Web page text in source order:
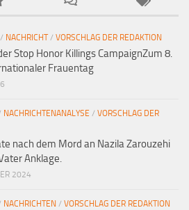
/ NACHRICHT/ VORSCHLAG DER REDAKTION
Stop Honor Killings CampaignZum 8.
Frauentag
NACHRICHTENANALYSE / VORSCHLAG DER
nach dem Mord an Nazila Zarouzehi
Anklage.
2024
NACHRICHTEN / VORSCHLAG DER REDAKTION